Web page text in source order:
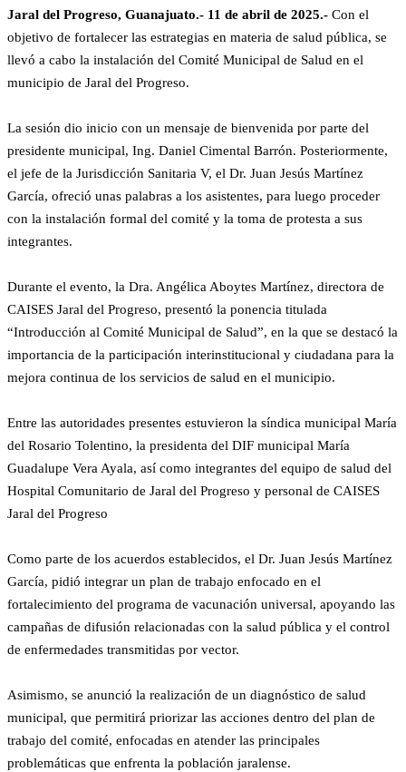
Jaral del Progreso, Guanajuato.- 11 de abril de 2025.- Con el
objetivo de fortalecer las estrategias en materia de salud pública, se
llevó a cabo la instalación del Comité Municipal de Salud en el
municipio de Jaral del Progreso.
La sesión dio inicio con un mensaje de bienvenida por parte del
presidente municipal, Ing. Daniel Cimental Barrón. Posteriormente,
el jefe de la Jurisdicción Sanitaria V, el Dr. Juan Jesús Martínez
García, ofreció unas palabras a los asistentes, para luego proceder
con la instalación formal del comité y la toma de protesta a sus
integrantes.
Durante el evento, la Dra. Angélica Aboytes Martínez, directora de
CAISES Jaral del Progreso, presentó la ponencia titulada
“Introducción al Comité Municipal de Salud”, en la que se destacó la
importancia de la participación interinstitucional y ciudadana para la
mejora continua de los servicios de salud en el municipio.
Entre las autoridades presentes estuvieron la síndica municipal María
del Rosario Tolentino, la presidenta del DIF municipal María
Guadalupe Vera Ayala, así como integrantes del equipo de salud del
Hospital Comunitario de Jaral del Progreso y personal de CAISES
Jaral del Progreso
Como parte de los acuerdos establecidos, el Dr. Juan Jesús Martínez
García, pidió integrar un plan de trabajo enfocado en el
fortalecimiento del programa de vacunación universal, apoyando las
campañas de difusión relacionadas con la salud pública y el control
de enfermedades transmitidas por vector.
Asimismo, se anunció la realización de un diagnóstico de salud
municipal, que permitirá priorizar las acciones dentro del plan de
trabajo del comité, enfocadas en atender las principales
problemáticas que enfrenta la población jaralense.